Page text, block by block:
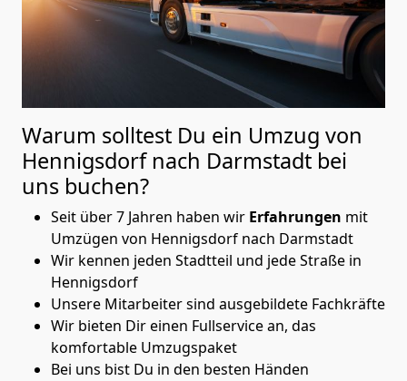
Warum solltest Du ein Umzug von
Hennigsdorf nach Darmstadt bei
uns buchen?
Seit über 7 Jahren haben wir Erfahrungen mit
Umzügen von Hennigsdorf nach Darmstadt
Wir kennen jeden Stadtteil und jede Straße in
Hennigsdorf
Unsere Mitarbeiter sind ausgebildete Fachkräfte
Wir bieten Dir einen Fullservice an, das
komfortable Umzugspaket
Bei uns bist Du in den besten Händen